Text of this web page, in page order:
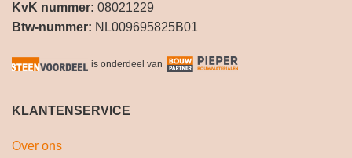
KvK nummer: 08021229
Btw-nummer: NL009695825B01
is onderdeel van
KLANTENSERVICE
Over ons